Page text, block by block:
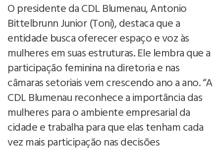
O presidente da CDL Blumenau, Antonio
Bittelbrunn Junior (Toni), destaca que a
entidade busca oferecer espaço e voz às
mulheres em suas estruturas. Ele lembra que a
participação feminina na diretoria e nas
câmaras setoriais vem crescendo ano a ano. “A
CDL Blumenau reconhece a importância das
mulheres para o ambiente empresarial da
cidade e trabalha para que elas tenham cada
vez mais participação nas decisões